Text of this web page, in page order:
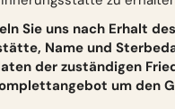
Sie uns nach Erhalt
Name und
der zuständigen
um den